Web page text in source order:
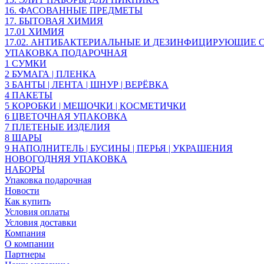
16. ФАСОВАННЫЕ ПРЕДМЕТЫ
17. БЫТОВАЯ ХИМИЯ
17.01 ХИМИЯ
17.02. АНТИБАКТЕРИАЛЬНЫЕ И ДЕЗИНФИЦИРУЮЩИЕ
УПАКОВКА ПОДАРОЧНАЯ
1 СУМКИ
2 БУМАГА | ПЛЕНКА
3 БАНТЫ | ЛЕНТА | ШНУР | ВЕРЁВКА
4 ПАКЕТЫ
5 КОРОБКИ | МЕШОЧКИ | КОСМЕТИЧКИ
6 ЦВЕТОЧНАЯ УПАКОВКА
7 ПЛЕТЕНЫЕ ИЗДЕЛИЯ
8 ШАРЫ
9 НАПОЛНИТЕЛЬ | БУСИНЫ | ПЕРЬЯ | УКРАШЕНИЯ
НОВОГОДНЯЯ УПАКОВКА
НАБОРЫ
Упаковка подарочная
Новости
Как купить
Условия оплаты
Условия доставки
Компания
О компании
Партнеры